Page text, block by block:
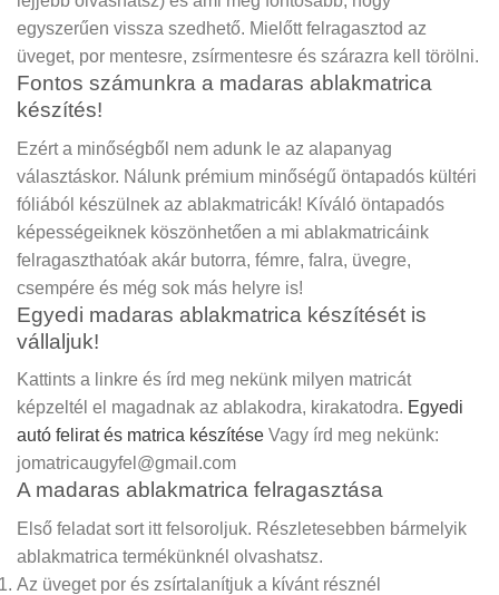
egyszerűen vissza szedhető. Mielőtt felragasztod az
üveget, por mentesre, zsírmentesre és szárazra kell törölni.
Fontos számunkra a madaras ablakmatrica
készítés!
Ezért a minőségből nem adunk le az alapanyag
választáskor. Nálunk prémium minőségű öntapadós kültéri
fóliából készülnek az ablakmatricák! Kíváló öntapadós
képességeiknek köszönhetően a mi ablakmatricáink
felragaszthatóak akár butorra, fémre, falra, üvegre,
csempére és még sok más helyre is!
Egyedi madaras ablakmatrica készítését is
vállaljuk!
Kattints a linkre és írd meg nekünk milyen matricát
képzeltél el magadnak az ablakodra, kirakatodra. Egyedi
autó felirat és matrica készítése Vagy írd meg nekünk:
jomatricaugyfel@gmail.com
A madaras ablakmatrica felragasztása
Első feladat sort itt felsoroljuk. Részletesebben bármelyik
ablakmatrica termékünknél olvashatsz.
Az üveget por és zsírtalanítjuk a kívánt résznél